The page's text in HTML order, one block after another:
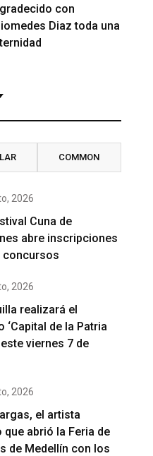
con
Diaz toda una
COMMON
2026
Cuna de
abre inscripciones
concursos
2026
realizará el
‘Capital de la Patria
viernes 7 de
2026
el artista
que abrió la Feria de
de Medellín con los